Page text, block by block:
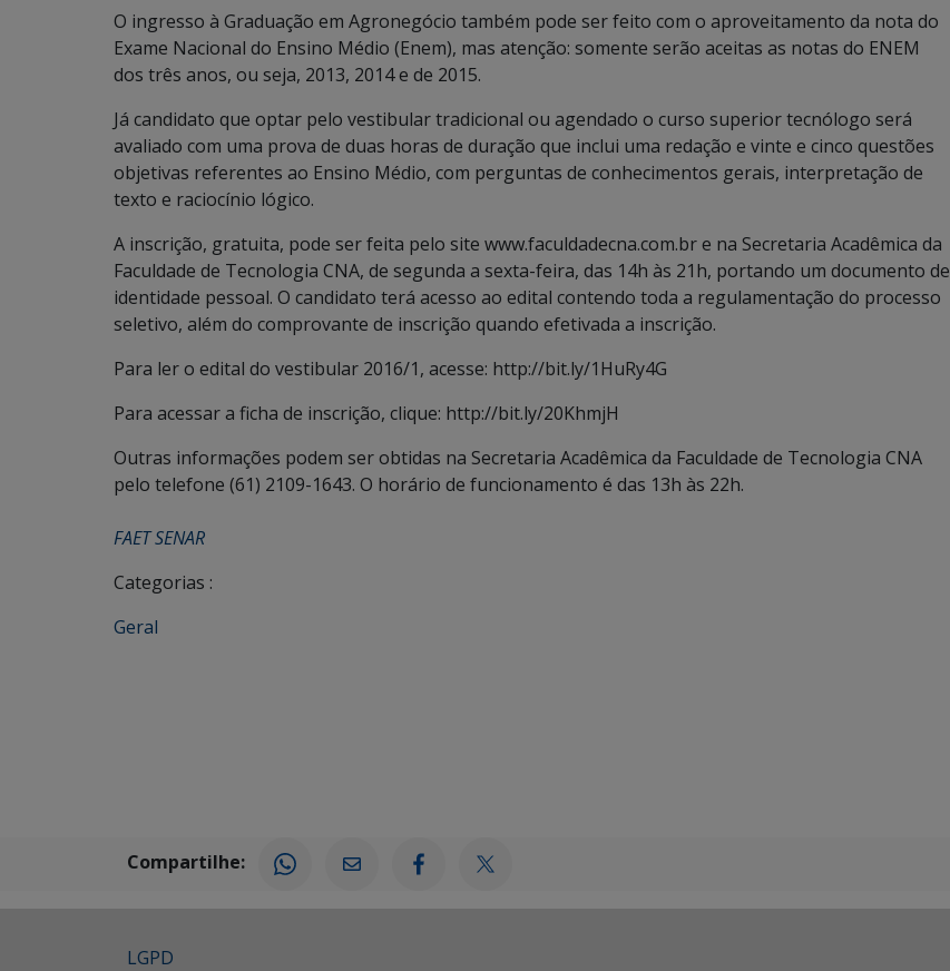
O ingresso à Graduação em Agronegócio também pode ser feito com o aproveitamento da nota do
Exame Nacional do Ensino Médio (Enem), mas atenção: somente serão aceitas as notas do ENEM
dos três anos, ou seja, 2013, 2014 e de 2015.
Já candidato que optar pelo vestibular tradicional ou agendado o curso superior tecnólogo será
avaliado com uma prova de duas horas de duração que inclui uma redação e vinte e cinco questões
objetivas referentes ao Ensino Médio, com perguntas de conhecimentos gerais, interpretação de
texto e raciocínio lógico.
A inscrição, gratuita, pode ser feita pelo site www.faculdadecna.com.br e na Secretaria Acadêmica da
Faculdade de Tecnologia CNA, de segunda a sexta-feira, das 14h às 21h, portando um documento de
identidade pessoal. O candidato terá acesso ao edital contendo toda a regulamentação do processo
seletivo, além do comprovante de inscrição quando efetivada a inscrição.
Para ler o edital do vestibular 2016/1, acesse: http://bit.ly/1HuRy4G
Para acessar a ficha de inscrição, clique: http://bit.ly/20KhmjH
Outras informações podem ser obtidas na Secretaria Acadêmica da Faculdade de Tecnologia CNA
pelo telefone (61) 2109-1643. O horário de funcionamento é das 13h às 22h.
FAET SENAR
Categorias :
Geral
Compartilhe:
LGPD